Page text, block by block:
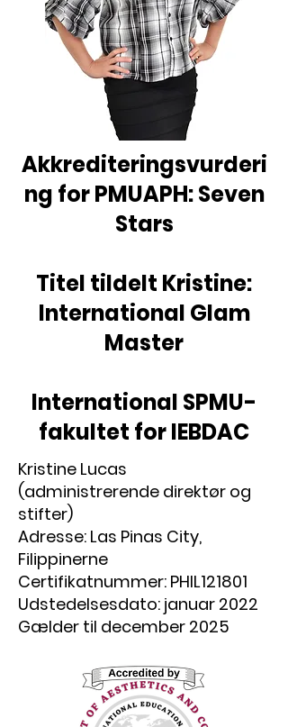
Akkrediteringsvurderi
ng for PMUAPH: Seven
Stars
Titel tildelt Kristine:
International Glam
Master
International SPMU-
fakultet for IEBDAC
Kristine Lucas
(administrerende direktør og
stifter)
Adresse: Las Pinas City,
Filippinerne
Certifikatnummer: PHIL121801
Udstedelsesdato: januar 2022
Gælder til december 2025